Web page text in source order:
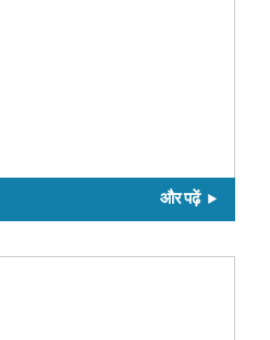
और पढ़ें